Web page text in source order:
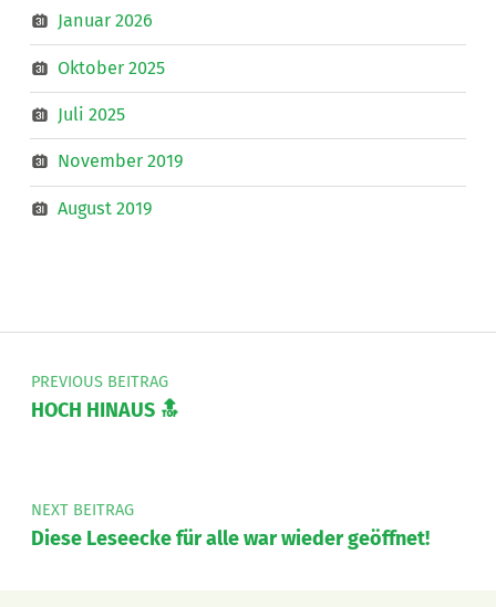
Januar 2026
Oktober 2025
Juli 2025
November 2019
August 2019
Beitragsnavigation
PREVIOUS BEITRAG
HOCH HINAUS 🔝
NEXT BEITRAG
Diese Leseecke für alle war wieder geöffnet!